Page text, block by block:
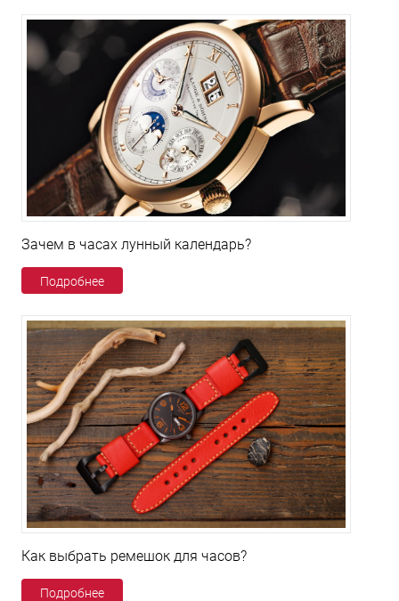
Зачем в часах лунный календарь?
Подробнее
Как выбрать ремешок для часов?
Подробнее